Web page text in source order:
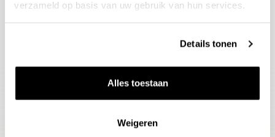
verzameld op basis van uw gebruik van hun services.
Details tonen
Alles toestaan
Weigeren